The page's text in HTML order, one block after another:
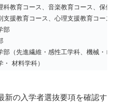
科教育コース、音楽教育コース、保健
支援教育コース、心理支援教育コース
部
部（先進繊維・感性工学科、機械・ロ
・ 材料学科）
新の入学者選抜要項を確認す